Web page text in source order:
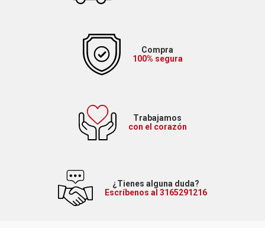
Compra
100% segura
Trabajamos
con el corazón
¿Tienes alguna duda?
Escríbenos al 3165291216